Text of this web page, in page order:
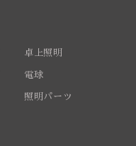
卓上照明
電球
照明パーツ